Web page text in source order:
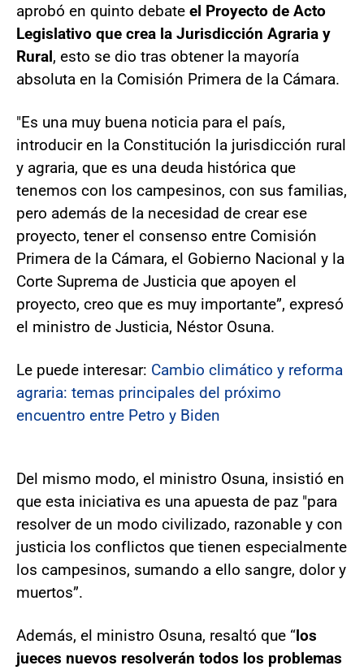
aprobó en quinto debate el Proyecto de Acto
Legislativo que crea la Jurisdicción Agraria y
Rural, esto se dio tras obtener la mayoría
absoluta en la Comisión Primera de la Cámara.
"Es una muy buena noticia para el país,
introducir en la Constitución la jurisdicción rural
y agraria, que es una deuda histórica que
tenemos con los campesinos, con sus familias,
pero además de la necesidad de crear ese
proyecto, tener el consenso entre Comisión
Primera de la Cámara, el Gobierno Nacional y la
Corte Suprema de Justicia que apoyen el
proyecto, creo que es muy importante”, expresó
el ministro de Justicia, Néstor Osuna.
Le puede interesar: Cambio climático y reforma
agraria: temas principales del próximo
encuentro entre Petro y Biden
Del mismo modo, el ministro Osuna, insistió en
que esta iniciativa es una apuesta de paz "para
resolver de un modo civilizado, razonable y con
justicia los conflictos que tienen especialmente
los campesinos, sumando a ello sangre, dolor y
muertos”.
Además, el ministro Osuna, resaltó que “los
jueces nuevos resolverán todos los problemas